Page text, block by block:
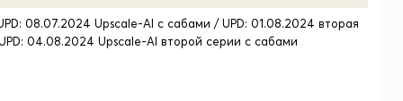
08.07.2024 Upscale-AI с сабами / UPD: 01.08.2024 вторая
04.08.2024 Upscale-AI второй серии с сабами